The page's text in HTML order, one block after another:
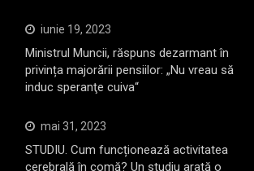
iunie 19, 2023
Ministrul Muncii, răspuns dezarmant în
privința majorării pensiilor: „Nu vreau să
induc speranţe cuiva“
mai 31, 2023
STUDIU. Cum funcționează activitatea
cerebrală în comă? Un studiu arată o